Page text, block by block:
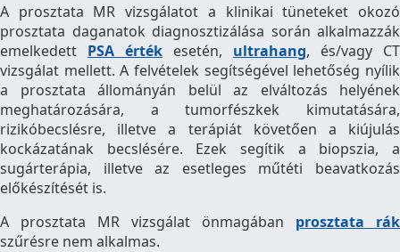
A prosztata MR vizsgálatot a klinikai tüneteket okozó
prosztata daganatok diagnosztizálása során alkalmazzák
emelkedett PSA érték esetén, ultrahang, és/vagy CT
vizsgálat mellett. A felvételek segítségével lehetőség nyílik
a prosztata állományán belül az elváltozás helyének
meghatározására, a tumorfészkek kimutatására,
rizikóbecslésre, illetve a terápiát követően a kiújulás
kockázatának becslésére. Ezek segítik a biopszia, a
sugárterápia, illetve az esetleges műtéti beavatkozás
előkészítését is.
A prosztata MR vizsgálat önmagában prosztata rák
szűrésre nem alkalmas.